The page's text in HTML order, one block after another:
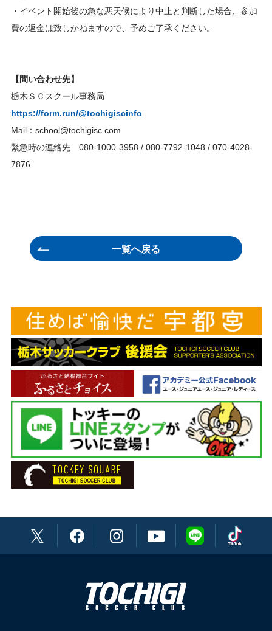
・イベント開始後の急な悪天候により中止と判断した場合、参加
費の返金は致しかねますので、予めご了承ください。
【問い合わせ先】
栃木ＳＣスクール事務局
https://form.run/@tochigiscinfo
Mail：school@tochigisc.com
緊急時の連絡先 080-1000-3958 / 080-7792-1048 / 070-4028-
7876
一覧へ戻る